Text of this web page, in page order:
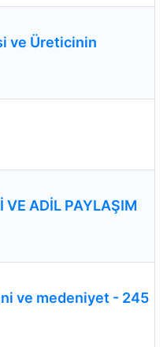
ve Üreticinin
VE ADİL PAYLAŞIM
ve medeniyet - 245